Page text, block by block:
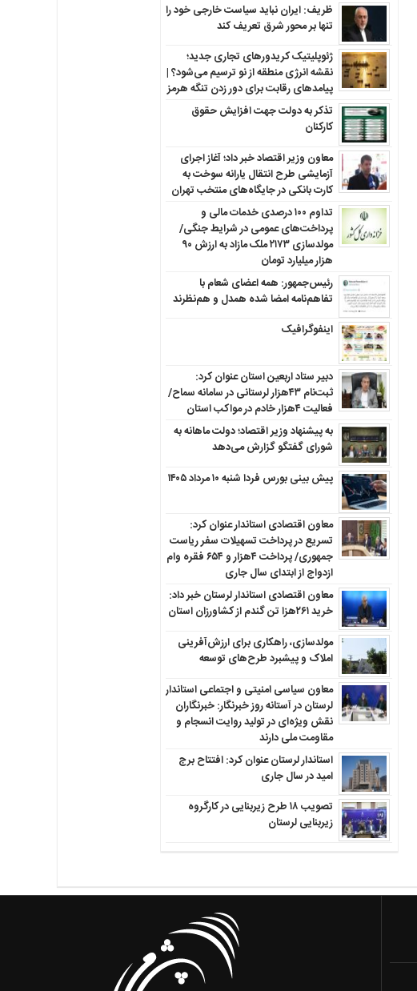
ظریف: ایران نباید سیاست خارجی خود را
تنها بر محور شرق تعریف کند
ژئوپلیتیک کریدورهای تجاری جدید؛
نقشه انرژی منطقه‌ از نو ترسیم می‌شود؟ |
پیامدهای رقابت برای دور زدن تنگه هرمز
تذکر به دولت جهت افزایش حقوق
کارکنان ‌
معاون وزیر اقتصاد خبر داد؛ آغاز اجرای
آزمایشی طرح انتقال یارانه سوخت به
کارت بانکی در جایگاه‌های منتخب تهران
تداوم ۱۰۰ درصدی خدمات مالی و
پرداخت‌های عمومی در شرایط جنگی/
مولدسازی ۲۱۷۳ ملک مازاد به ارزش ۹۰
هزار میلیارد تومان
رئیس‌جمهور: همه اعضای شعام با
تفاهم‌نامه امضا شده همدل و هم‌نظرند
اینفوگرافیک
دبیر ستاد اربعین استان عنوان کرد:
ثبت‌نام ۴۳هزار لرستانی در سامانه سماح/
فعالیت ۴هزار خادم در مواکب استان
به پیشنهاد وزیر اقتصاد؛ دولت ماهانه به
شورای گفتگو گزارش می‌دهد
پیش بینی بورس فردا شنبه ۱۰ مرداد ۱۴۰۵
معاون اقتصادی استاندار عنوان کرد:
تسریع در پرداخت تسهیلات سفر ریاست
جمهوری/ پرداخت ۴هزار و ۶۵۴ فقره وام
ازدواج از ابتدای سال جاری
معاون اقتصادی استاندار لرستان خبر داد:
خرید ۲۶۱هزا تن گندم از کشاورزان استان
مولدسازی، راهکاری برای ارزش‌آفرینی
املاک و پیشبرد طرح‌های توسعه
معاون سیاسی امنیتی و اجتماعی استاندار
لرستان در آستانه روز خبرنگار: خبرنگاران
نقش ویژه‌ای در تولید روایت انسجام و
مقاومت ملی دارند
استاندار لرستان عنوان کرد: افتتاح برج
امید در سال جاری
تصویب ۱۸ طرح زیربنایی در کارگروه
زیربنایی لرستان